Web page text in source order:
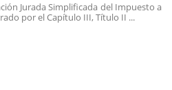
Jurada Simplificada del Impuesto a
por el Capítulo III, Título II ...